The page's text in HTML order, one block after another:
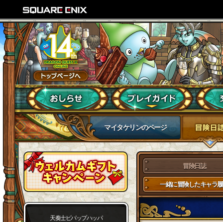
マイタケリンのページ
天奏士ピパップハッパ
冒険日誌
一緒に冒険したキャラ